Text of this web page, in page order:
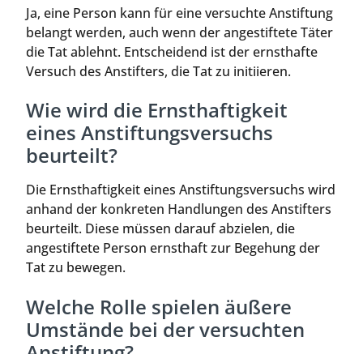
Ja, eine Person kann für eine versuchte Anstiftung
belangt werden, auch wenn der angestiftete Täter
die Tat ablehnt. Entscheidend ist der ernsthafte
Versuch des Anstifters, die Tat zu initiieren.
Wie wird die Ernsthaftigkeit
eines Anstiftungsversuchs
beurteilt?
Die Ernsthaftigkeit eines Anstiftungsversuchs wird
anhand der konkreten Handlungen des Anstifters
beurteilt. Diese müssen darauf abzielen, die
angestiftete Person ernsthaft zur Begehung der
Tat zu bewegen.
Welche Rolle spielen äußere
Umstände bei der versuchten